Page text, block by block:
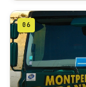
06